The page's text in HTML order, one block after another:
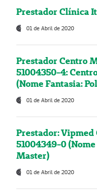
Prestador Clínica
01 de Abril de 2020
Prestador Centro
51004350-4:
(Nome Fantasia:
01 de Abril de 2020
Prestador:
51004349-0
Master)
01 de Abril de 2020